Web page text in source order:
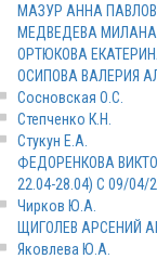
МАЗУР АННА
МЕДВЕДЕВА МИЛАНА
ОРТЮКОВА
ОСИПОВА ВАЛЕРИЯ
Сосновская О.С.
Степченко К.Н.
Стукун Е.А.
ФЕДОРЕНКОВА
22.04-28.04) С 09/04/
Чирков Ю.А.
ЩИГОЛЕВ АРСЕНИЙ
Яковлева Ю.А.